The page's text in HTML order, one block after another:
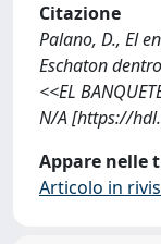
Citazione
Palano, D., El
Eschaton
<<EL
N/A [https://
Appare nelle
Articolo in